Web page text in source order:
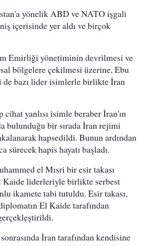
yönelik ABD ve NATO işgali
içerisinde yer aldı ve birçok
Emirliği yönetiminin devrilmesi ve
bölgelere çekilmesi üzerine, Ebu
de bazı lider isimlerle birlikte İran
cihat yanlısı isimle beraber İran'ın
bulunduğu bir sırada İran rejimi
hapsedildi. Bunun ardından
sürecek hapis hayatı başladı.
el Mısri bir esir takası
Kaide liderleriyle birlikte serbest
ikamete tabi tutuldu. Esir takası,
El Kaide tarafından
İran tarafından kendisine